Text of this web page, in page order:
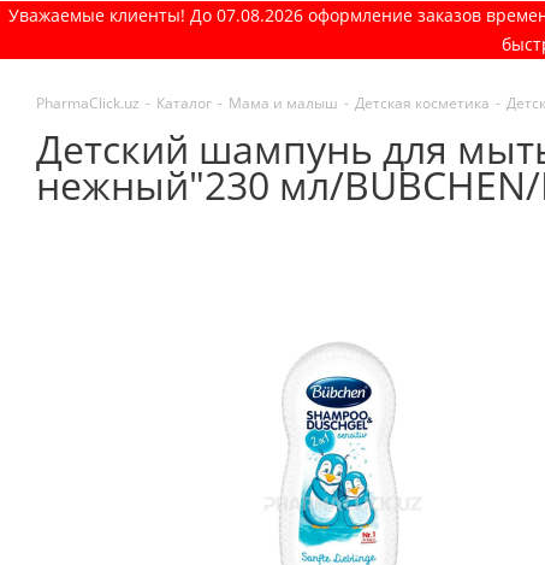
Уважаемые клиенты! До 07.08.2026 оформление заказов
PharmaСlick.uz - Каталог - Мама и малыш - Детская косметика -
Детский шампунь для
нежный"230 мл/